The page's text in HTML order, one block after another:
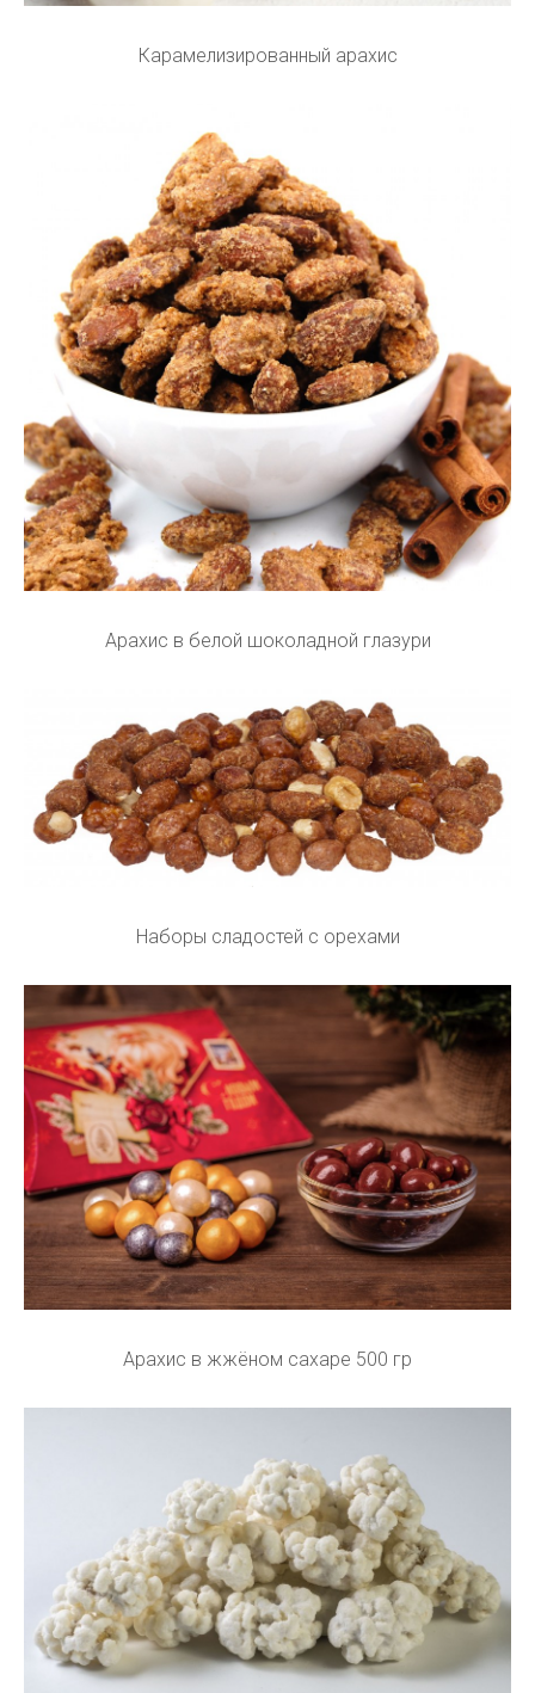
Карамелизированный арахис
Арахис в белой шоколадной глазури
Наборы сладостей с орехами
Арахис в жжёном сахаре 500 гр